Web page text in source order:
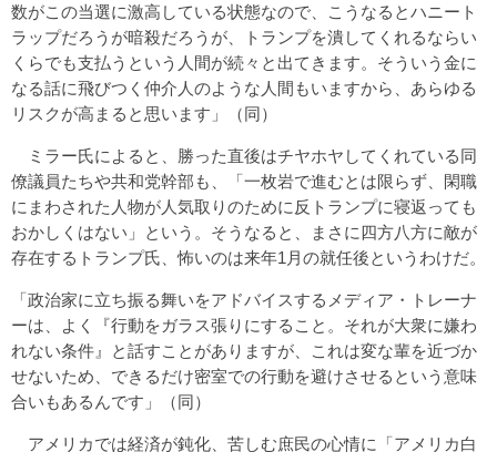
数がこの当選に激高している状態なので、こうなるとハニート
ラップだろうが暗殺だろうが、トランプを潰してくれるならい
くらでも支払うという人間が続々と出てきます。そういう金に
なる話に飛びつく仲介人のような人間もいますから、あらゆる
リスクが高まると思います」（同）
ミラー氏によると、勝った直後はチヤホヤしてくれている同
僚議員たちや共和党幹部も、「一枚岩で進むとは限らず、閑職
にまわされた人物が人気取りのために反トランプに寝返っても
おかしくはない」という。そうなると、まさに四方八方に敵が
存在するトランプ氏、怖いのは来年1月の就任後というわけだ。
「政治家に立ち振る舞いをアドバイスするメディア・トレーナ
ーは、よく『行動をガラス張りにすること。それが大衆に嫌わ
れない条件』と話すことがありますが、これは変な輩を近づか
せないため、できるだけ密室での行動を避けさせるという意味
合いもあるんです」（同）
アメリカでは経済が鈍化、苦しむ庶民の心情に「アメリカ白